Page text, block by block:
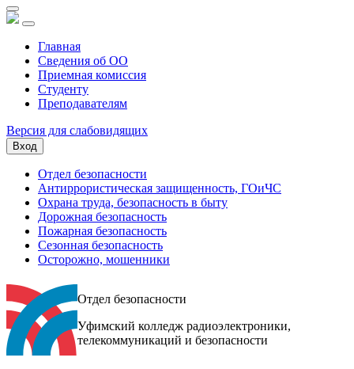
Главная
Сведения об ОО
Приемная комиссия
Студенту
Преподавателям
Версия для слабовидящих
Вход
Отдел безопасности
Антиррористическая защищенность, ГОиЧС
Охрана труда, безопасность в быту
Дорожная безопасность
Пожарная безопасность
Сезонная безопасность
Осторожно, мошенники
Отдел безопасности
Уфимский колледж радиоэлектроники,
телекоммуникаций и безопасности